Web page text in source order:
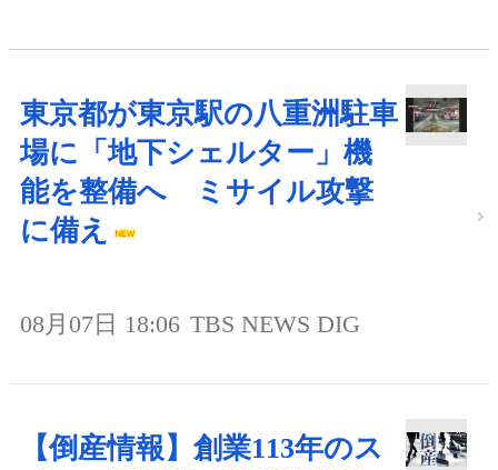
東京都が東京駅の八重洲駐車
場に「地下シェルター」機
能を整備へ ミサイル攻撃
に備え
08月07日 18:06 TBS NEWS DIG
【倒産情報】創業113年のス